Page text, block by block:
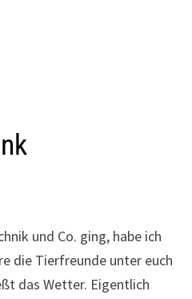
und Co. ging, habe ich
die Tierfreunde unter euch
das Wetter. Eigentlich